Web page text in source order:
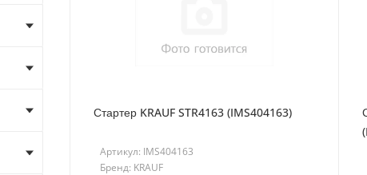
Стартер KRAUF STR4163 (IMS404163)
Артикул: IMS404163
Бренд: KRAUF